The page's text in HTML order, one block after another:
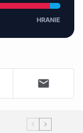
HRANIE